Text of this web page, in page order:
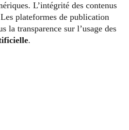
L’intégrité des contenus
plateformes de publication
la transparence sur l’usage des
.